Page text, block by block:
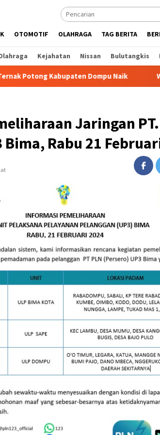
OTOMOTIF OLAHRAGA TAG BERITA
Kejahatan Nissan Bulutangkis
Dompu Naik Wakil Bupati Bima
Jaringan PT.
Bima, Rabu 21